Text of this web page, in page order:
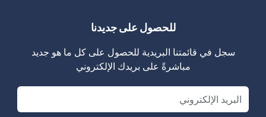
للحصول على جديدنا
سجل في قائمتنا البريدية للحصول على كل ما هو جديد
مباشرةً على بريدك الإلكتروني
Email